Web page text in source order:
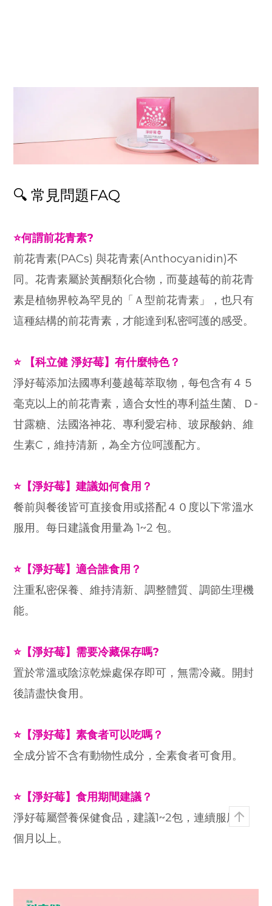
🔍 常見問題FAQ
⭐何謂前花青素?
前花青素(PACs) 與花青素(Anthocyanidin)不
同。花青素屬於黃酮類化合物，而蔓越莓的前花青
素是植物界較為罕見的「Ａ型前花青素」，也只有
這種結構的前花青素，才能達到私密呵護的感受。
⭐ 【科立健 淨好莓】有什麼特色？
淨好莓添加法國專利蔓越莓萃取物，每包含有４５
毫克以上的前花青素，適合女性的專利益生菌、Ｄ-
甘露糖、法國洛神花、專利愛宕柿、玻尿酸鈉、維
生素C，維持清新，為全方位呵護配方。
⭐【淨好莓】建議如何食用？
餐前與餐後皆可直接食用或搭配４０度以下常溫水
服用。每日建議食用量為 1~2 包。
⭐【淨好莓】適合誰食用？
注重私密保養、維持清新、調整體質、調節生理機
能。
⭐【淨好莓】需要冷藏保存嗎?
置於常溫或陰涼乾燥處保存即可，無需冷藏。開封
後請盡快食用。
⭐【淨好莓】素食者可以吃嗎？
全成分皆不含有動物性成分，全素食者可食用。
⭐【淨好莓】食用期間建議？
淨好莓屬營養保健食品，建議1~2包，連續服用３
個月以上。